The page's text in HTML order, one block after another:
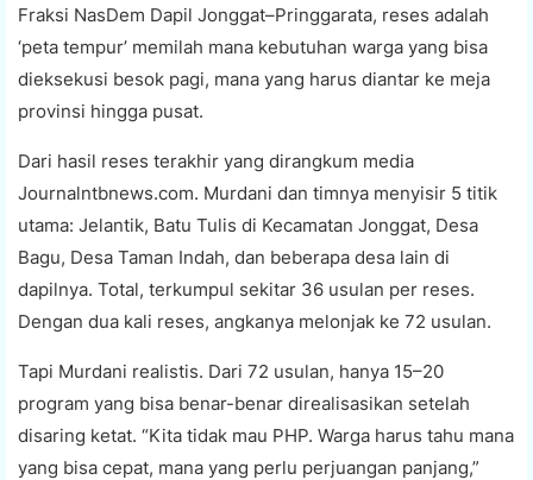
Fraksi NasDem Dapil Jonggat–Pringgarata, reses adalah
‘peta tempur’ memilah mana kebutuhan warga yang bisa
dieksekusi besok pagi, mana yang harus diantar ke meja
provinsi hingga pusat.
Dari hasil reses terakhir yang dirangkum media
Journalntbnews.com. Murdani dan timnya menyisir 5 titik
utama: Jelantik, Batu Tulis di Kecamatan Jonggat, Desa
Bagu, Desa Taman Indah, dan beberapa desa lain di
dapilnya. Total, terkumpul sekitar 36 usulan per reses.
Dengan dua kali reses, angkanya melonjak ke 72 usulan.
Tapi Murdani realistis. Dari 72 usulan, hanya 15–20
program yang bisa benar-benar direalisasikan setelah
disaring ketat. “Kita tidak mau PHP. Warga harus tahu mana
yang bisa cepat, mana yang perlu perjuangan panjang,”